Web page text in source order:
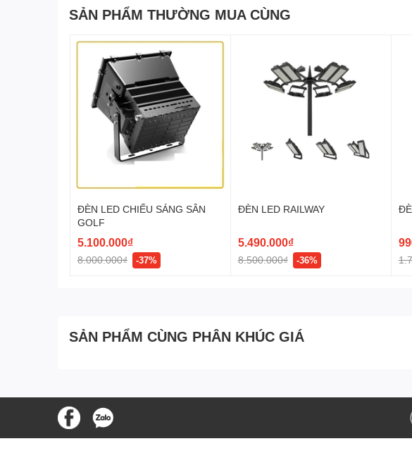
nhìn dưới ánh đèn.
Nhiệt độ màu 6500K
, ánh sáng trắng, phù hợp cho chiếu sáng
gian sáng rõ và an toàn.
Màu ánh sáng:Trắng, giúp khu vực chiếu sáng trở nên rõ nét và dễ
SẢN PHẨM THƯỜNG MUA CÙNG
ĐÈN LED CHIẾU SÁNG SÂN
GOLF
5.100.000₫
8.000.000₫ -37%
ĐÈN LED RAILWAY
5.490.000₫
8.500.000₫ -36%
SẢN PHẨM CÙNG PHÂN KHÚC GIÁ